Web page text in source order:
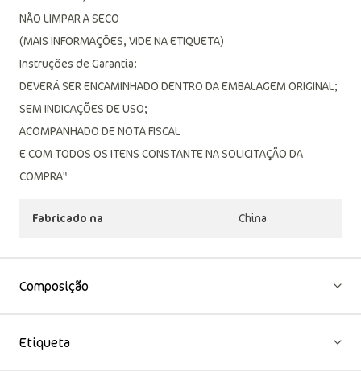
NÃO LIMPAR A SECO
(MAIS INFORMAÇÕES, VIDE NA ETIQUETA)
Instruções de Garantia:
DEVERÁ SER ENCAMINHADO DENTRO DA EMBALAGEM ORIGINAL;
SEM INDICAÇÕES DE USO;
ACOMPANHADO DE NOTA FISCAL
E COM TODOS OS ITENS CONSTANTE NA SOLICITAÇÃO DA
COMPRA"
Fabricado na China
Composição
Etiqueta